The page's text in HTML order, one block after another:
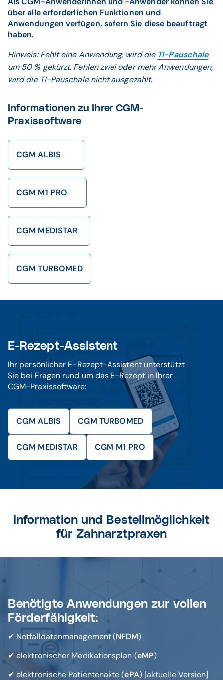
über alle erforderlichen Funktionen und
Anwendungen verfügen, sofern Sie diese beauftragt
haben.
Hinweis: Fehlt eine Anwendung, wird die TI-Pauschale
um 50 % gekürzt. Fehlen zwei oder mehr Anwendungen,
wird die TI-Pauschale nicht ausgezahlt.
Informationen zu Ihrer CGM-
Praxissoftware
CGM ALBIS
CGM M1 PRO
CGM MEDISTAR
CGM TURBOMED
E-Rezept-Assistent
Ihr persönlicher E-Rezept-Assistent unterstützt
Sie bei Fragen rund um das E-Rezept in Ihrer
CGM-Praxissoftware:
CGM ALBIS CGM TURBOMED
CGM MEDISTAR CGM M1 PRO
Information und Bestellmöglichkeit
für Zahnarztpraxen
Benötigte Anwendungen zur vollen
Förderfähigkeit:
✔ Notfalldatenmanagement (NFDM)
✔ elektronischer Medikationsplan (eMP)
✔ elektronische Patientenakte (ePA) [aktuelle Version]